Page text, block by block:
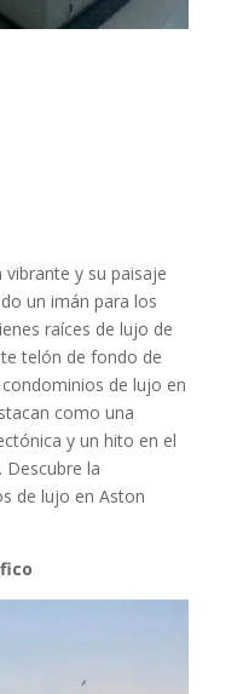
y su paisaje
un imán para los
raíces de lujo de
telón de fondo de
de lujo en
como una
y un hito en el
Descubre la
de lujo en Aston